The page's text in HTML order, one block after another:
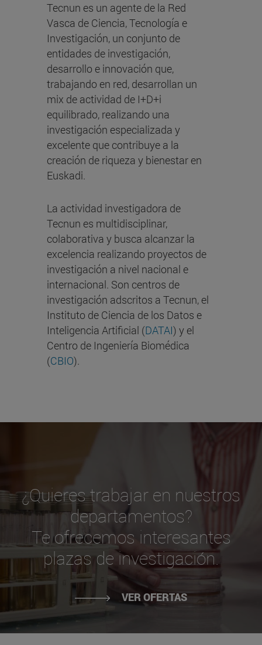
Tecnun es un agente de la Red
Vasca de Ciencia, Tecnología e
Investigación, un conjunto de
entidades de investigación,
desarrollo e innovación que,
trabajando en red, desarrollan un
mix de actividad de I+D+i
equilibrado, realizando una
investigación especializada y
excelente que contribuye a la
creación de riqueza y bienestar en
Euskadi.
La actividad investigadora de
Tecnun es multidisciplinar,
colaborativa y busca alcanzar la
excelencia realizando proyectos de
investigación a nivel nacional e
internacional. Son centros de
investigación adscritos a Tecnun, el
Instituto de Ciencia de los Datos e
Inteligencia Artificial (DATAI) y el
Centro de Ingeniería Biomédica
(CBIO).
¿Quieres trabajar en nuestros
departamentos?
Te ofrecemos interesantes
plazas de investigación.
VER OFERTAS